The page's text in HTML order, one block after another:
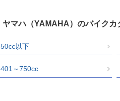
ヤマハ（YAMAHA）のバイクカ
50cc以下
401～750cc